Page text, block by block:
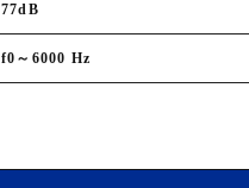
77dB
f0～6000 Hz